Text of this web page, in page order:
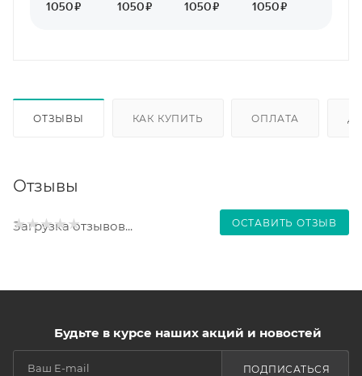
ОТЗЫВЫ КАК КУПИТЬ ОПЛАТА
Отзывы
ОСТАВИТЬ ОТЗЫВ
Загрузка отзывов...
Будьте в курсе наших акций и новостей
ПОДПИСАТЬСЯ